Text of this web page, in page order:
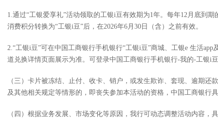
1.通过“工银爱享礼”活动领取的工银i豆有效期为1年。每年12月底到
消费积分转换为“工银i豆”后，在2026年6月30日（含）之前有效。
2.“工银i豆”可在中国工商银行手机银行“工银i豆”商城、工银e 生活
道兑换详情页面展示为准。可登录中国工商银行手机银行-我的-工银i
（三）卡片被冻结、止付、收卡、销户，或发生欺诈、套现、逾期
及其他相关规定等情形的，即丧失参加本活动的资格，中国工商银行
（四）根据业务发展、市场变化等原因，我行可动态调整活动内容，